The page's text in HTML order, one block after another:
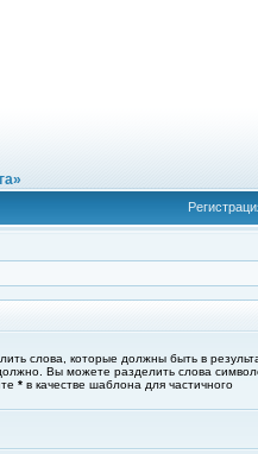
слова, которые должны быть в
Вы можете разделить слова
* в качестве шаблона для частичного